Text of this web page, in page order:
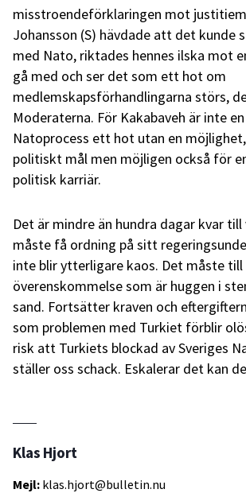
misstroendeförklaringen mot
Johansson (S) hävdade att det kunde
med Nato, riktades hennes ilska mot
gå med och ser det som ett hot om
medlemskapsförhandlingarna störs,
Moderaterna. För Kakabaveh är inte
Natoprocess ett hot utan en
politiskt mål men möjligen också för
politisk karriär.
Det är mindre än hundra dagar kvar
måste få ordning på sitt
inte blir ytterligare kaos. Det måste till
överenskommelse som är huggen i
sand. Fortsätter kraven och
som problemen med Turkiet förblir
risk att Turkiets blockad av Sveriges
ställer oss schack. Eskalerar det kan
Klas Hjort
Mejl: klas.hjort@bulletin.nu